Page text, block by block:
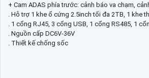
+ Cam ADAS phía trước: cảnh báo va chạm,
. Hỗ trợ 1 khe ổ cứng 2.5inch tối đa 2TB, 1 khe
. 1 cổng RJ45, 3 cổng USB, 1 cổng RS485, 1
. Nguồn cấp DC6V-36V
. Thiết kế chống sốc